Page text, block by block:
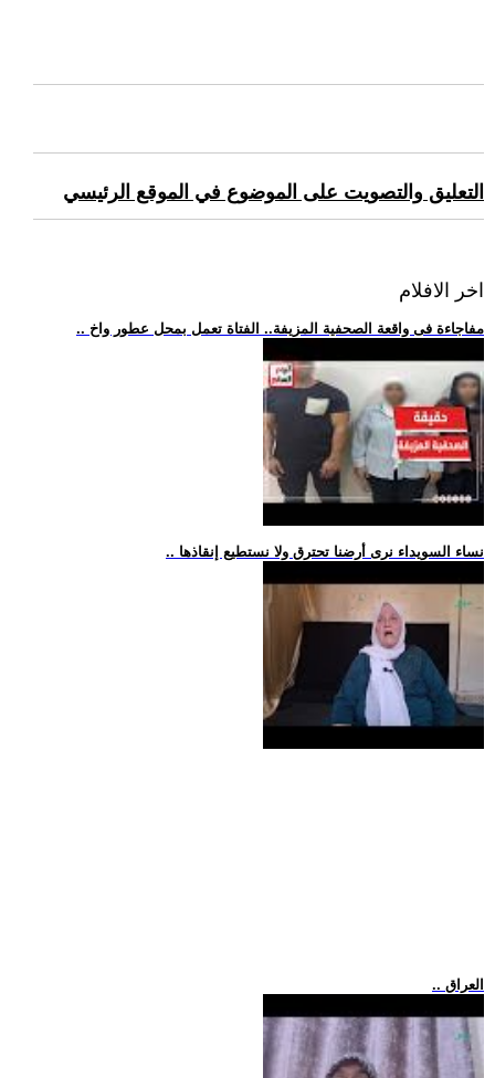
التعليق والتصويت على الموضوع في الموقع الرئيسي
اخر الافلام
.. مفاجاءة فى واقعة الصحفية المزيفة.. الفتاة تعمل بمحل عطور واخ
.. نساء السويداء نرى أرضنا تحترق ولا نستطيع إنقاذها
.. العراق